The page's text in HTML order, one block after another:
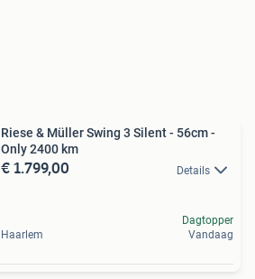
Riese & Müller Swing 3 Silent - 56cm -
Only 2400 km
€ 1.799,00 Details
Haarlem
Dagtopper
Vandaag